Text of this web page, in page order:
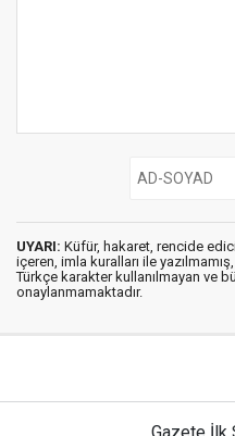
UYARI: Küfür, hakaret, rencide
içeren, imla kuralları ile yazılmamış,
Türkçe karakter kullanılmayan ve
onaylanmamaktadır.